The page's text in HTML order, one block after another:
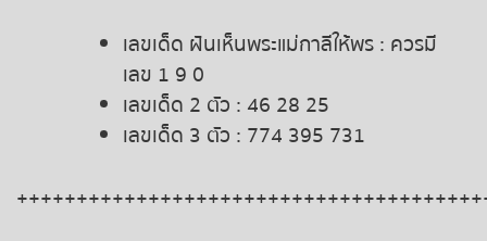
เลขเด็ด ฝันเห็นพระแม่กาลีให้พร : ควรมี
เลข 1 9 0
เลขเด็ด 2 ตัว : 46 28 25
เลขเด็ด 3 ตัว : 774 395 731